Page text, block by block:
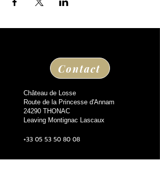
Contact
Château de Losse
Route de la Princesse d'Annam
24290 THONAC
Leaving Montignac Lascaux
+33 05 53 50 80 08